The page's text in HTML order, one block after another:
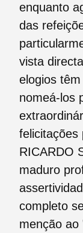
enquanto
das
vista
elogios
nomeá-los
felicitações
RICARDO
maduro
completo
menção ao